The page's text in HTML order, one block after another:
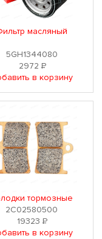
масляный
5GH1344080
2972 Р
в корзину
тормозные
2C02580500
19323Р
в корзину